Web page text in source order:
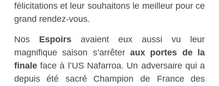
félicitations et leur souhaitons le meilleur pour ce
grand rendez-vous.
Nos Espoirsavaient eux aussi vu leur
magnifique saison s’arrêteraux portes de la
finaleface à l’US Nafarroa. Un adversaire qui a
depuis été sacré Champion de France des